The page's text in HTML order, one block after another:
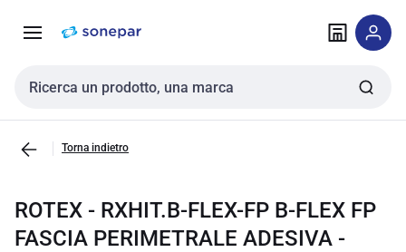
navigazione alla
Cerca input
Torna indietro
ROTEX - RXHIT.B-FLEX-FP B-FLEX FP
FASCIA PERIMETRALE ADESIVA -